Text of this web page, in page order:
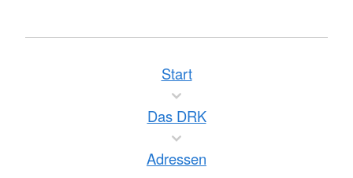
Start
Das DRK
Adressen